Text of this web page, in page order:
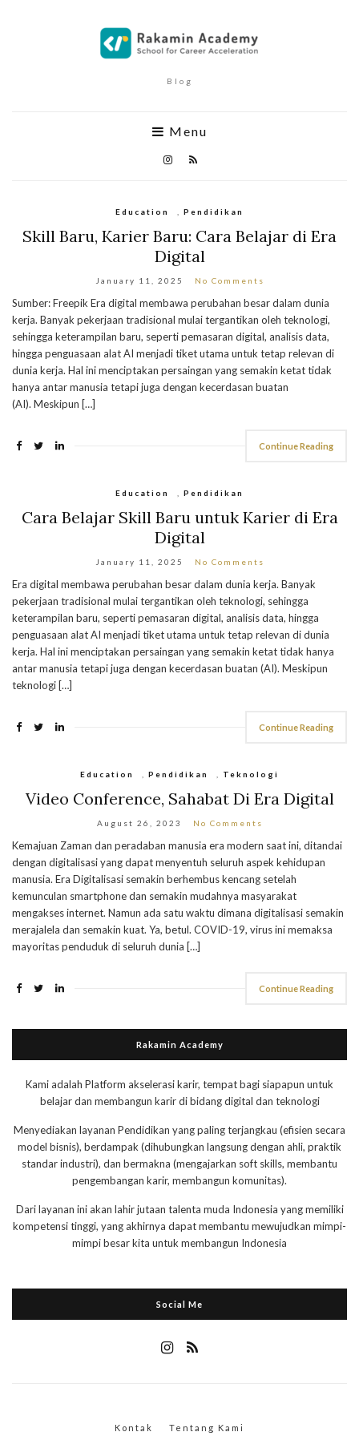
Blog
Menu
Education Pendidikan
Skill Baru, Karier Baru: Cara Belajar di Era
Digital
January 11, 2025 No Comments
Sumber: Freepik Era digital membawa perubahan besar dalam dunia
kerja. Banyak pekerjaan tradisional mulai tergantikan oleh teknologi,
sehingga keterampilan baru, seperti pemasaran digital, analisis data,
hingga penguasaan alat AI menjadi tiket utama untuk tetap relevan di
dunia kerja. Hal ini menciptakan persaingan yang semakin ketat tidak
hanya antar manusia tetapi juga dengan kecerdasan buatan
(AI). Meskipun […]
Continue Reading
Education Pendidikan
Cara Belajar Skill Baru untuk Karier di Era
Digital
January 11, 2025 No Comments
Era digital membawa perubahan besar dalam dunia kerja. Banyak
pekerjaan tradisional mulai tergantikan oleh teknologi, sehingga
keterampilan baru, seperti pemasaran digital, analisis data, hingga
penguasaan alat AI menjadi tiket utama untuk tetap relevan di dunia
kerja. Hal ini menciptakan persaingan yang semakin ketat tidak hanya
antar manusia tetapi juga dengan kecerdasan buatan (AI). Meskipun
teknologi […]
Continue Reading
Education Pendidikan Teknologi
Video Conference, Sahabat Di Era Digital
August 26, 2023 No Comments
Kemajuan Zaman dan peradaban manusia era modern saat ini, ditandai
dengan digitalisasi yang dapat menyentuh seluruh aspek kehidupan
manusia. Era Digitalisasi semakin berhembus kencang setelah
kemunculan smartphone dan semakin mudahnya masyarakat
mengakses internet. Namun ada satu waktu dimana digitalisasi semakin
merajalela dan semakin kuat. Ya, betul. COVID-19, virus ini memaksa
mayoritas penduduk di seluruh dunia […]
Continue Reading
Rakamin Academy
Kami adalah Platform akselerasi karir, tempat bagi siapapun untuk
belajar dan membangun karir di bidang digital dan teknologi
Menyediakan layanan Pendidikan yang paling terjangkau (efisien secara
model bisnis), berdampak (dihubungkan langsung dengan ahli, praktik
standar industri), dan bermakna (mengajarkan soft skills, membantu
pengembangan karir, membangun komunitas).
Dari layanan ini akan lahir jutaan talenta muda Indonesia yang memiliki
kompetensi tinggi, yang akhirnya dapat membantu mewujudkan mimpi-
mimpi besar kita untuk membangun Indonesia
Social Me
Kontak Tentang Kami